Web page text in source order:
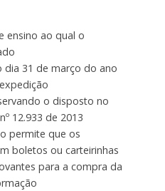
ensino ao qual o
dia 31 de março do ano
o disposto no
12.933 de 2013
permite que os
boletos ou carteirinhas
para a compra da